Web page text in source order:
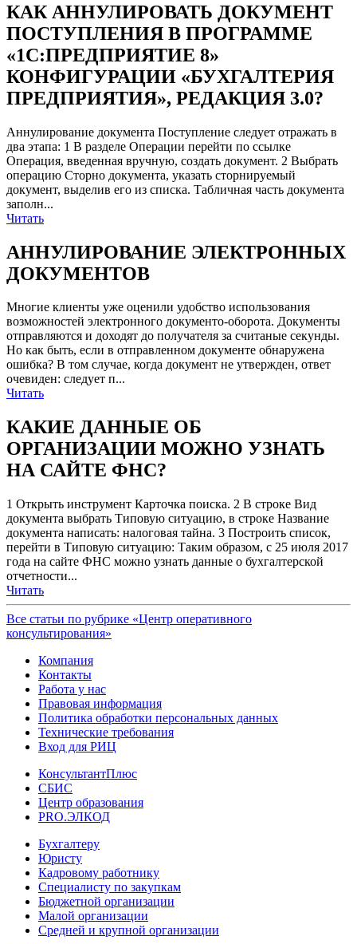
КАК АННУЛИРОВАТЬ ДОКУМЕНТ
ПОСТУПЛЕНИЯ В ПРОГРАММЕ
«1С:ПРЕДПРИЯТИЕ 8»
КОНФИГУРАЦИИ «БУХГАЛТЕРИЯ
ПРЕДПРИЯТИЯ», РЕДАКЦИЯ 3.0?
Аннулирование документа Поступление следует отражать в
два этапа: 1 В разделе Операции перейти по ссылке
Операция, введенная вручную, создать документ. 2 Выбрать
операцию Сторно документа, указать сторнируемый
документ, выделив его из списка. Табличная часть документа
заполн...
Читать
АННУЛИРОВАНИЕ ЭЛЕКТРОННЫХ
ДОКУМЕНТОВ
Многие клиенты уже оценили удобство использования
возможностей электронного документо-оборота. Документы
отправляются и доходят до получателя за считаные секунды.
Но как быть, если в отправленном документе обнаружена
ошибка? В том случае, когда документ не утвержден, ответ
очевиден: следует п...
Читать
КАКИЕ ДАННЫЕ ОБ
ОРГАНИЗАЦИИ МОЖНО УЗНАТЬ
НА САЙТЕ ФНС?
1 Открыть инструмент Карточка поиска. 2 В строке Вид
документа выбрать Типовую ситуацию, в строке Название
документа написать: налоговая тайна. 3 Построить список,
перейти в Типовую ситуацию: Таким образом, с 25 июля 2017
года на сайте ФНС можно узнать данные о бухгалтерской
отчетности...
Читать
Все статьи по рубрике «Центр оперативного
консультирования»
Компания
Контакты
Работа у нас
Правовая информация
Политика обработки персональных данных
Технические требования
Вход для РИЦ
КонсультантПлюс
СБИС
Центр образования
PRO.ЭЛКОД
Бухгалтеру
Юристу
Кадровому работнику
Специалисту по закупкам
Бюджетной организации
Малой организации
Средней и крупной организации